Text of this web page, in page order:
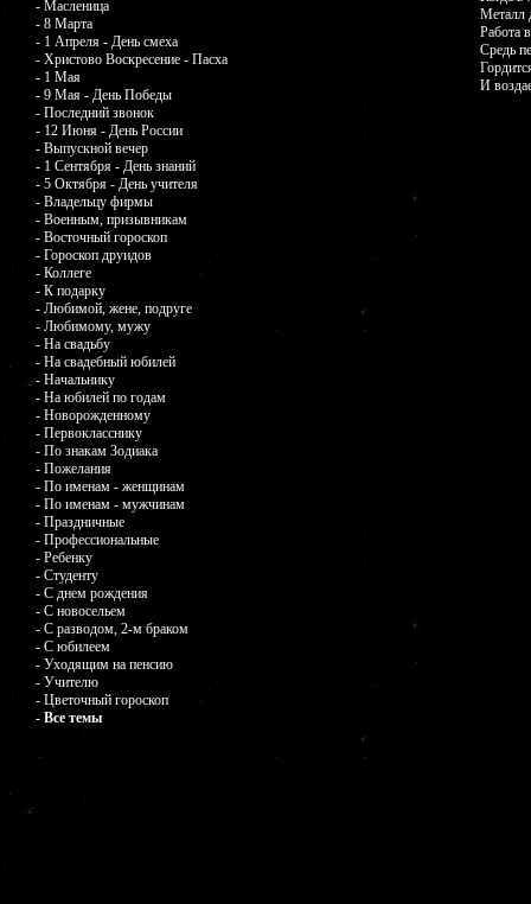
- Масленица
- 8 Марта
- 1 Апреля - День смеха
- Христово Воскресение - Пасха
- 1 Мая
- 9 Мая - День Победы
- Последний звонок
- 12 Июня - День России
- Выпускной вечер
- 1 Сентября - День знаний
- 5 Октября - День учителя
- Владельцу фирмы
- Военным, призывникам
- Восточный гороскоп
- Гороскоп друидов
- Коллеге
- К подарку
- Любимой, жене, подруге
- Любимому, мужу
- На свадьбу
- На свадебный юбилей
- Начальнику
- На юбилей по годам
- Новорожденному
- Первокласснику
- По знакам Зодиака
- Пожелания
- По именам - женщинам
- По именам - мужчинам
- Праздничные
- Профессиональные
- Ребенку
- Студенту
- С днем рождения
- С новосельем
- С разводом, 2-м браком
- С юбилеем
- Уходящим на пенсию
- Учителю
- Цветочный гороскоп
- Все темы
Металл
Работа
Средь
И